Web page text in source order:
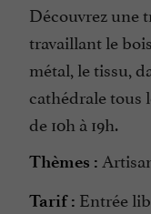
Découvrez une
travaillant le
métal, le tissu,
cathédrale tous
de 10h à 19h.
Thèmes :
Tarif : Entrée